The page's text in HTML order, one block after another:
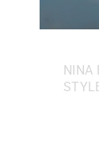
NINA